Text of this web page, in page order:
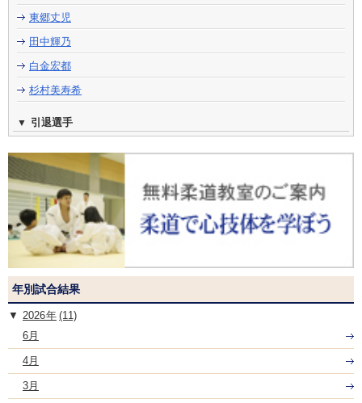
東郷丈児
田中輝乃
白金宏都
杉村美寿希
引退選手
年別試合結果
2026
(11)
6月
4月
3月